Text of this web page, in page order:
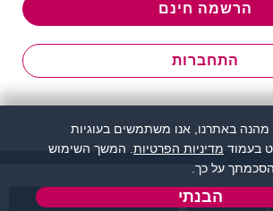
הרשמה חינם
התחברות
מהנה באתרנו, אנו משתמשים בעוגיות
מדיניות הפרטיות . המשך השימוש
על כך.
הבנתי